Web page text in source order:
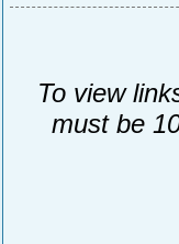
To view
must be